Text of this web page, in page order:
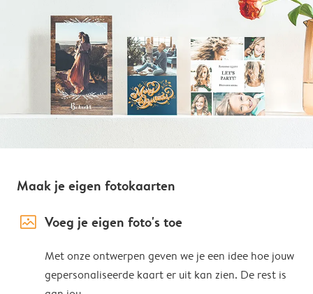
Maak je eigen fotokaarten
image_placeholder Voeg je eigen foto's toe
Met onze ontwerpen geven we je een idee hoe jouw
gepersonaliseerde kaart er uit kan zien. De rest is